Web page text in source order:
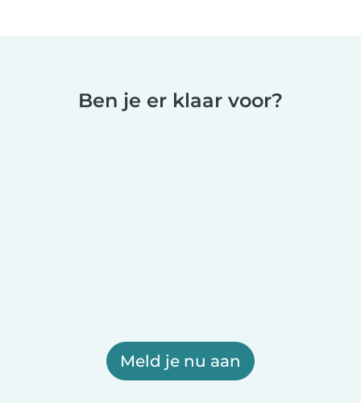
Ben je er klaar voor?
Meld je nu aan